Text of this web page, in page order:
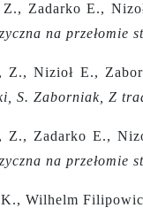
Z., Zadarko E.,
na przełomie
Z., Nizioł E.,
S. Zaborniak, Z
Z., Zadarko E.,
na przełomie
Wilhelm